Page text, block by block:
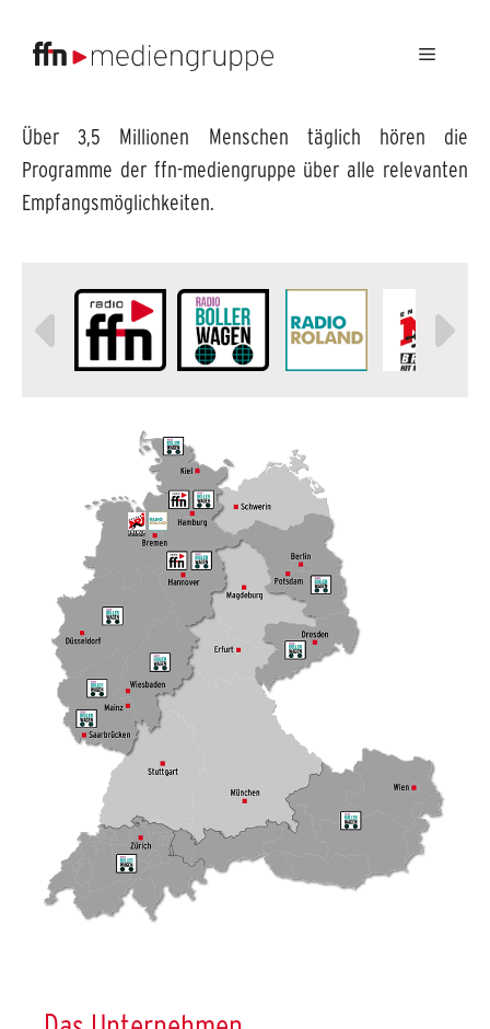
Über 3,5 Millionen Menschen täglich hören die
Programme der ffn-mediengruppe über alle relevanten
Empfangsmöglichkeiten.